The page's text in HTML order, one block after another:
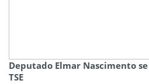
Deputado Elmar Nascimento
TSE